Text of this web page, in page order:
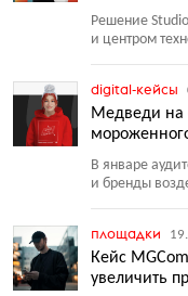
Решение
и центром
digital-кейсы
Медведи на
В январе
и бренды
площадки
Кейс
увеличить